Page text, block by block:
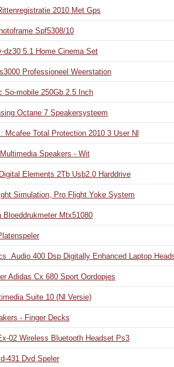
2010 Met Gps
Spf5308/10
dz30 5.1 Home Cinema Set
Professioneel Weerstation
So-mobile 250Gb 2.5 Inch
Octane 7 Speakersysteem
Mcafee Total Protection 2010 3 User Nl
Speakers - Wit
Elements 2Tb Usb2.0 Harddrive
Simulation, Pro Flight Yoke System
Bloeddrukmeter Mtx51080
.Audio 400 Dsp Digitally Enhanced Laptop
Adidas Cx 680 Sport Oordopjes
Suite 10 (Nl Versie)
- Finger Decks
02 Wireless Bluetooth Headset Ps3
431 Dvd Speler